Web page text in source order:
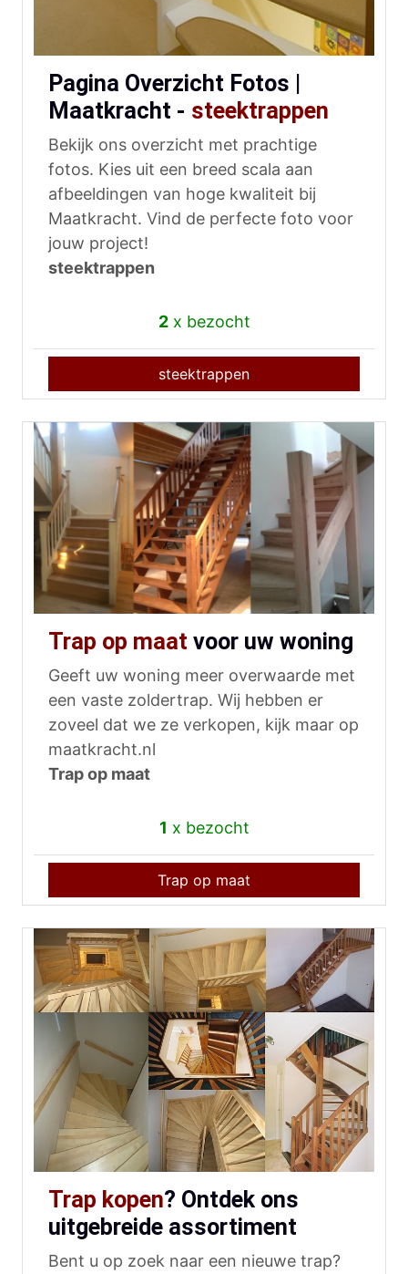
Pagina Overzicht Fotos |
Maatkracht - steektrappen
Bekijk ons overzicht met prachtige
fotos. Kies uit een breed scala aan
afbeeldingen van hoge kwaliteit bij
Maatkracht. Vind de perfecte foto voor
jouw project!
steektrappen
2x bezocht
steektrappen
Trap op maat voor uw woning
Geeft uw woning meer overwaarde met
een vaste zoldertrap. Wij hebben er
zoveel dat we ze verkopen, kijk maar op
maatkracht.nl
Trap op maat
1 x bezocht
Trap op maat
Trap kopen? Ontdek ons
uitgebreide assortiment
Bent u op zoek naar een nieuwe trap?